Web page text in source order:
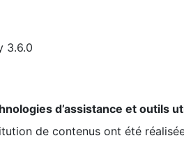
3.6.0
d’assistance et outils
de contenus ont été